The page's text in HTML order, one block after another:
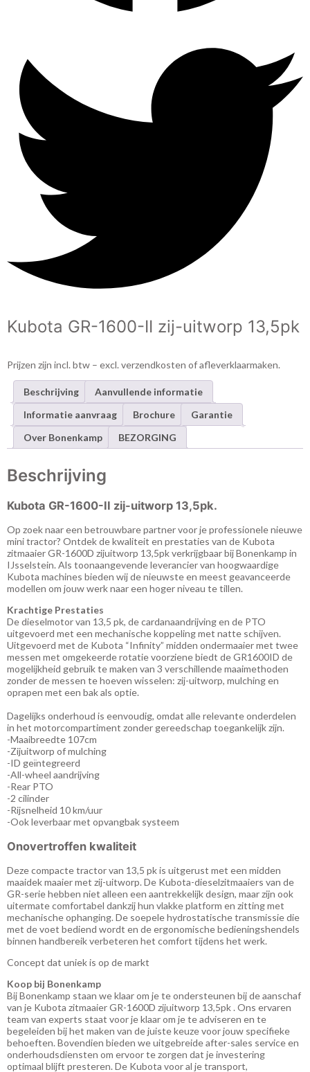
Kubota GR-1600-II zij-uitworp 13,5pk
Prijzen zijn incl. btw – excl. verzendkosten of afleverklaarmaken.
Beschrijving
Aanvullende informatie
Informatie aanvraag
Brochure
Garantie
Over Bonenkamp
BEZORGING
Beschrijving
Kubota GR-1600-II zij-uitworp 13,5pk.
Op zoek naar een betrouwbare partner voor je professionele nieuwe
mini tractor? Ontdek de kwaliteit en prestaties van de Kubota
zitmaaier GR-1600D zijuitworp 13,5pk verkrijgbaar bij Bonenkamp in
IJsselstein. Als toonaangevende leverancier van hoogwaardige
Kubota machines bieden wij de nieuwste en meest geavanceerde
modellen om jouw werk naar een hoger niveau te tillen.
Krachtige Prestaties
De dieselmotor van 13,5 pk, de cardanaandrijving en de PTO
uitgevoerd met een mechanische koppeling met natte schijven.
Uitgevoerd met de Kubota “Infinity” midden ondermaaier met twee
messen met omgekeerde rotatie voorziene biedt de GR1600ID de
mogelijkheid gebruik te maken van 3 verschillende maaimethoden
zonder de messen te hoeven wisselen: zij-uitworp, mulching en
oprapen met een bak als optie.
Dagelijks onderhoud is eenvoudig, omdat alle relevante onderdelen
in het motorcompartiment zonder gereedschap toegankelijk zijn.
-Maaibreedte 107cm
-Zijuitworp of mulching
-ID geïntegreerd
-All-wheel aandrijving
-Rear PTO
-2 cilinder
-Rijsnelheid 10 km/uur
-Ook leverbaar met opvangbak systeem
Onovertroffen kwaliteit
Deze compacte tractor van 13,5 pk is uitgerust met een midden
maaidek maaier met zij-uitworp. De Kubota-dieselzitmaaiers van de
GR-serie hebben niet alleen een aantrekkelijk design, maar zijn ook
uitermate comfortabel dankzij hun vlakke platform en zitting met
mechanische ophanging. De soepele hydrostatische transmissie die
met de voet bediend wordt en de ergonomische bedieningshendels
binnen handbereik verbeteren het comfort tijdens het werk.
Concept dat uniek is op de markt
Koop bij Bonenkamp
Bij Bonenkamp staan ​​we klaar om je te ondersteunen bij de aanschaf
van je Kubota zitmaaier GR-1600D zijuitworp 13,5pk . Ons ervaren
team van experts staat voor je klaar om je te adviseren en te
begeleiden bij het maken van de juiste keuze voor jouw specifieke
behoeften. Bovendien bieden we uitgebreide after-sales service en
onderhoudsdiensten om ervoor te zorgen dat je investering
optimaal blijft presteren. De Kubota voor al je transport,